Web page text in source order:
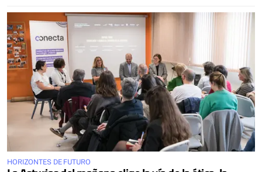
HORIZONTES DE FUTURO